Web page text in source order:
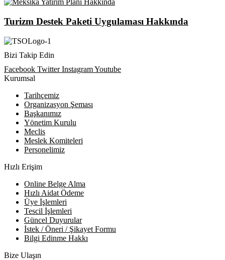
Turizm Destek Paketi Uygulaması Hakkında
Bizi Takip Edin
Facebook Twitter InstagramYoutube
Kurumsal
Tarihçemiz
Organizasyon Şeması
Başkanımız
Yönetim Kurulu
Meclis
Meslek Komiteleri
Personelimiz
Hızlı Erişim
Online Belge Alma
Hızlı Aidat Ödeme
Üye İşlemleri
Tescil İşlemleri
Güncel Duyurular
İstek / Öneri / Şikayet Formu
Bilgi Edinme Hakkı
Bize Ulaşın